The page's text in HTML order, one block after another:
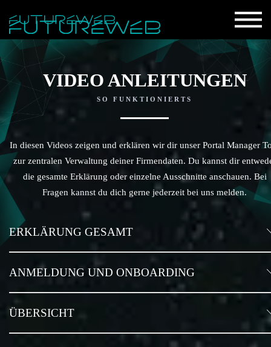
VIDEO ANLEITUNGEN
SO FUNKTIONIERTS
In diesen Videos zeigen und erklären wir dir unser Portal Manager
zur zentralen Verwaltung deiner Firmendaten. Du kannst dir
die gesamte Erklärung oder einzelne Ausschnitte anschauen. Bei
Fragen kannst du dich gerne jederzeit bei uns melden.
ERKLÄRUNG GESAMT
ANMELDUNG UND ONBOARDING
ÜBERSICHT